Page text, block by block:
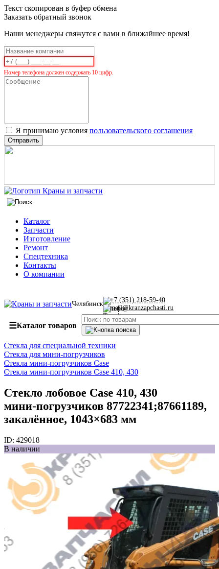
Текст скопирован в буфер обмена
Заказать обратный звонок
Наши менеджеры свяжутся с вами в ближайшее время!
Номер телефона должен содержать 10 цифр.
Я принимаю условия пользовательского соглашения
Отправить
Каталог
Запчасти
Изготовление
Ремонт
Спецтехника
Контакты
О компании
Челябинск
+7 (351) 218-59-40
mail@kranzapchasti.ru
☰Каталог товаров
Стекла для специальной техники
Стекла для мини-погрузчиков
Стекла мини-погрузчиков Case
Стекла мини-погрузчиков Case 410, 430
Стекло лобовое Case 410, 430
мини‑погрузчиков 87722341;87661189,
закалённое, 1043×683 мм
ID: 429018
В наличии